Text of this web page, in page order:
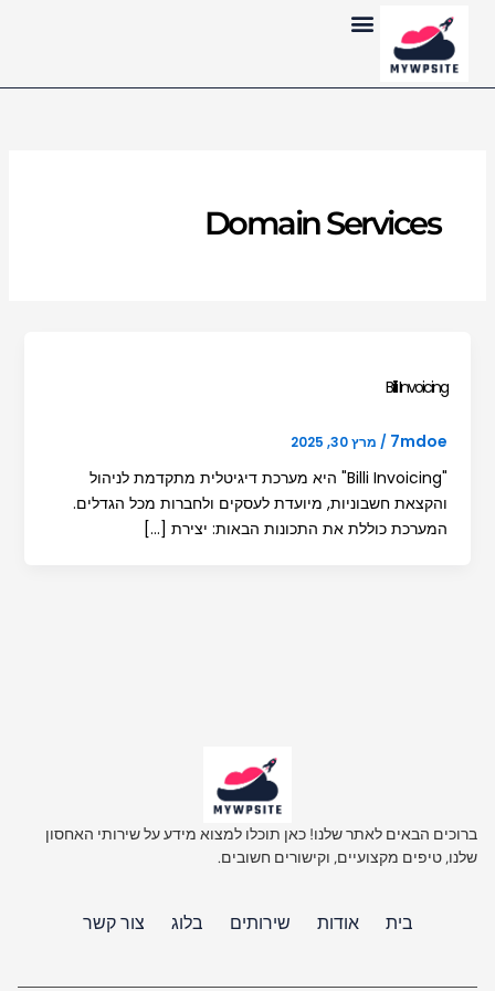
Domain Services
Billi Invoicing
7mdoe
/ מרץ 30, 2025
"Billi Invoicing" היא מערכת דיגיטלית מתקדמת לניהול
והקצאת חשבוניות, מיועדת לעסקים ולחברות מכל הגדלים.
המערכת כוללת את התכונות הבאות: יצירת […]
ברוכים הבאים לאתר שלנו! כאן תוכלו למצוא מידע על שירותי האחסון
שלנו, טיפים מקצועיים, וקישורים חשובים.
בית אודות שירותים בלוג צור קשר